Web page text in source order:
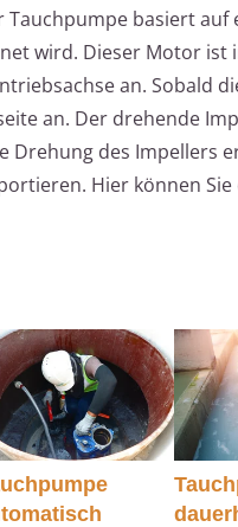
Tauchpumpe basiert
wird. Dieser Motor
an. Sobald
an. Der drehende
Drehung des Impellers
Hier können